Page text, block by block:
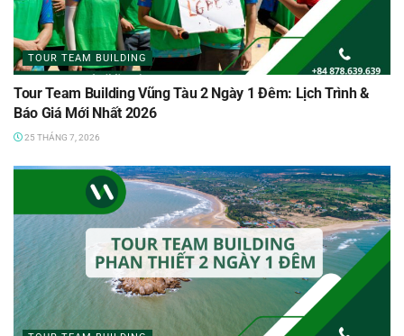
TOUR TEAM BUILDING
Tour Team Building Vũng Tàu 2 Ngày 1 Đêm: Lịch Trình &
Báo Giá Mới Nhất 2026
25 THÁNG 7, 2026